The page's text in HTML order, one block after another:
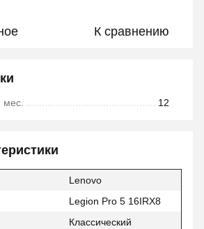
К сравнению
мес. 12
Lenovo
Legion Pro 5 16IRX8
Классический